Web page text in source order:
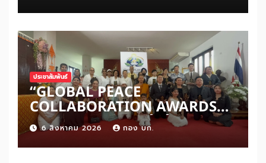
ประชาสัมพันธ์
“GLOBAL PEACE
COLLABORATION AWARDS
2026” เปิดเวทีเชิดชูผู้สร้าง
สันติภาพโลก ดันแนวคิด ‘สันติภาพ
เริ่มต้นจากหัวใจมนุษย์’ สู่ความร่วม
6 สิงหาคม 2026 กอง บก.